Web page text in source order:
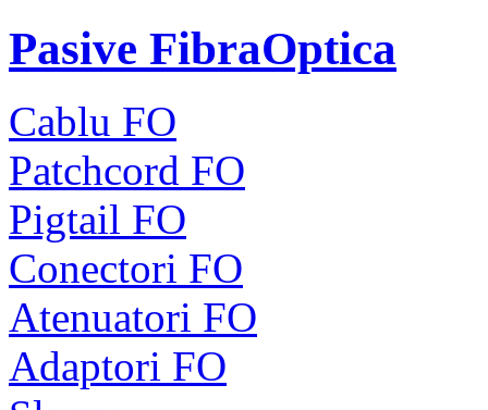
Pasive FibraOptica
Cablu FO
Patchcord FO
Pigtail FO
Conectori FO
Atenuatori FO
Adaptori FO